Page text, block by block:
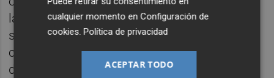
lado está laClase Cartera, enfocado al
servicio de gestión discrecional y cuya
comisión de gestión es del 0,3% aplicada
directamente sobre el patrimonio del fondo
cualquier momento enConfiguración de
cookies .Política de privacidad
ACEPTAR TODO